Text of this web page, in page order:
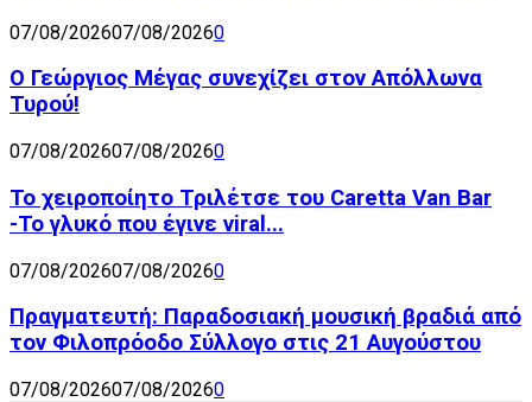
07/08/202607/08/20260
Ο Γεώργιος Μέγας συνεχίζει στον Απόλλωνα
Τυρού!
07/08/202607/08/20260
Το χειροποίητο Τριλέτσε του Caretta Van Bar
-Το γλυκό που έγινε viral...
07/08/202607/08/20260
Πραγματευτή: Παραδοσιακή μουσική βραδιά από
τον Φιλοπρόοδο Σύλλογο στις 21 Αυγούστου
07/08/202607/08/20260